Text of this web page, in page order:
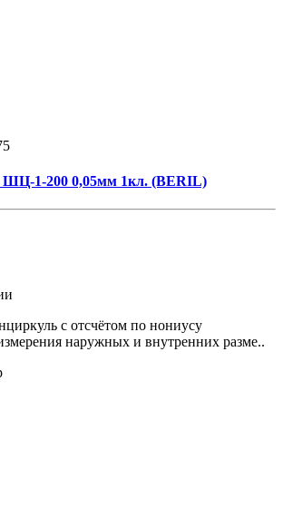
ШЦ-1-200 0,05мм 1кл. (BERIL)
с отсчётом по нониусу
наружных и внутренних разме..